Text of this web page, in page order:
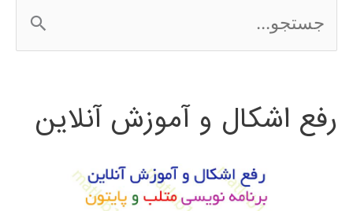
س
ج
رفع اشکال و آموزش آنلاین